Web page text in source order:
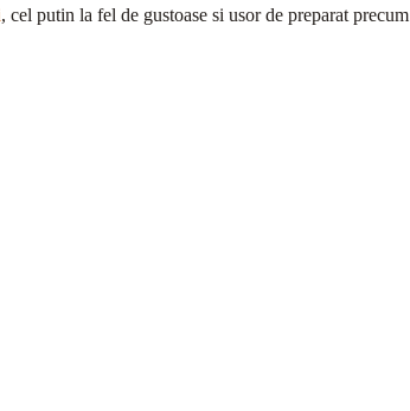
, cel putin la fel de gustoase si usor de preparat precum